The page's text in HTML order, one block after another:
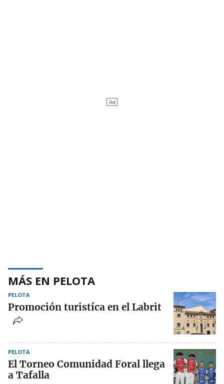
MÁS EN PELOTA
PELOTA
Promoción turistíca en el Labrit
PELOTA
El Torneo Comunidad Foral llega
a Tafalla